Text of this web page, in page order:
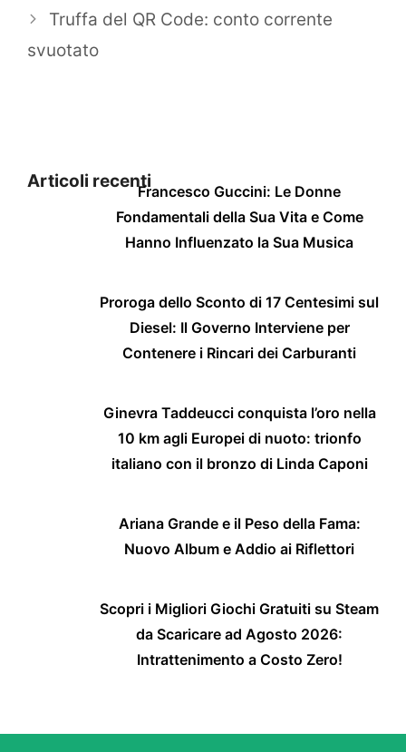
Truffa del QR Code: conto corrente
svuotato
Articoli recentiFrancesco Guccini: Le Donne
Fondamentali della Sua Vita e Come
Hanno Influenzato la Sua Musica
Proroga dello Sconto di 17 Centesimi sul
Diesel: Il Governo Interviene per
Contenere i Rincari dei Carburanti
Ginevra Taddeucci conquista l’oro nella
10 km agli Europei di nuoto: trionfo
italiano con il bronzo di Linda Caponi
Ariana Grande e il Peso della Fama:
Nuovo Album e Addio ai Riflettori
Scopri i Migliori Giochi Gratuiti su Steam
da Scaricare ad Agosto 2026:
Intrattenimento a Costo Zero!